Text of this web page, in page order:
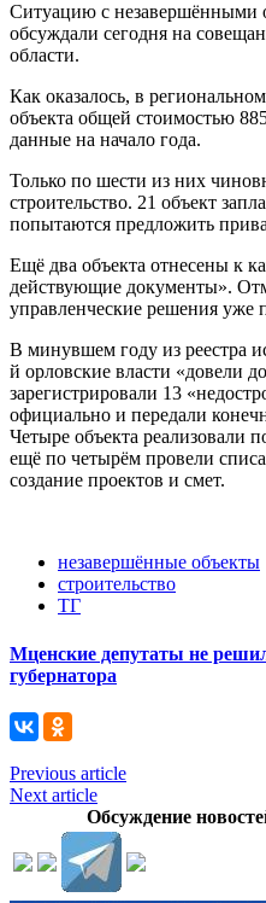
Ситуацию с незавершёнными
обсуждали сегодня на
области.
Как оказалось, в
объекта общей стоимостью
данные на начало года.
Только по шести из них
строительство. 21 объект
попытаются предложить
Ещё два объекта отнесены к
действующие документы».
управленческие решения уже
В минувшем году из реестра
й орловские власти «довели
зарегистрировали 13
официально и передали
Четыре объекта реализовали
ещё по четырём провели
создание проектов и смет.
незавершённые объекты
строительство
ТГ
Мценские депутаты не
губернатора
Previous article
Next article
Обсуждение